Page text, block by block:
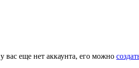
вас еще нет аккаунта, его можно